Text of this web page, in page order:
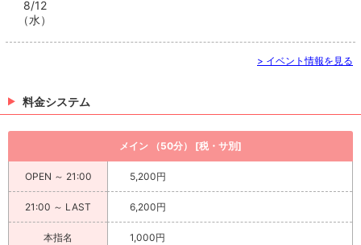
8/12
（水）
> イベント情報を見る
料金システム
メイン （50分） [税・サ別]
OPEN ～ 21:00 5,200円
21:00 ～ LAST 6,200円
本指名 1,000円